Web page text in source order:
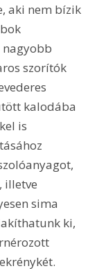
aki nem bízik
nagyobb
szorítók
kalodába
is
illetve
sima
ki,